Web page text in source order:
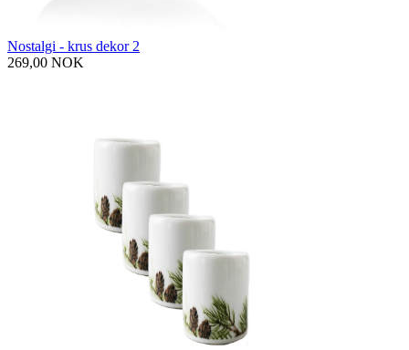
Nostalgi - krus dekor 2
269,00 NOK